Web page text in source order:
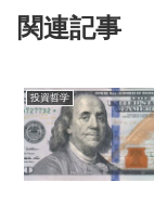
関連記事
投資哲学